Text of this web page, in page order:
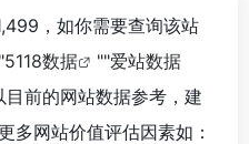
，如你需要查询该站
5118数据 ""爱站数据
目前的网站数据参考，建
多网站价值评估因素如：